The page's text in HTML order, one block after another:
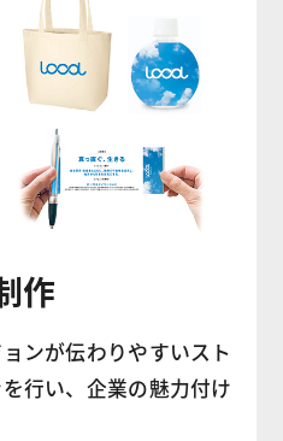
作
ンが伝わりやすいスト
行い、企業の魅力付け